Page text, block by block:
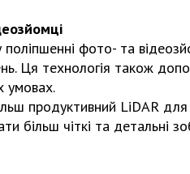
фото- та
Ця технологія також
умовах.
продуктивний LiDAR
більш чіткі та детальні